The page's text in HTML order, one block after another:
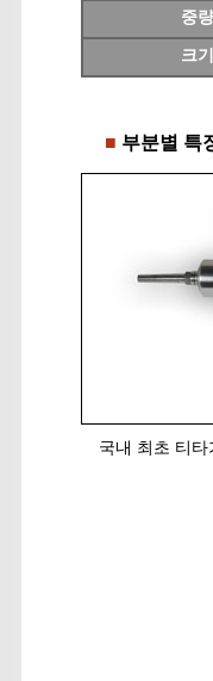
중량
크기
■ 부분별 특
국내 최초 티